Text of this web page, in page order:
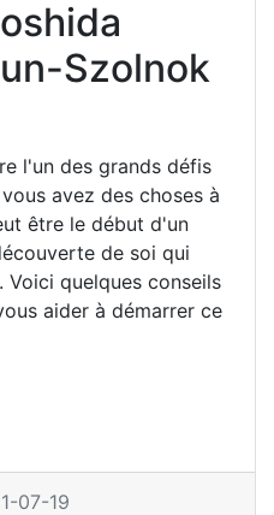
Szolnok
l'un des grands défis
avez des choses à
être le début d'un
de soi qui
quelques conseils
aider à démarrer ce
07-19